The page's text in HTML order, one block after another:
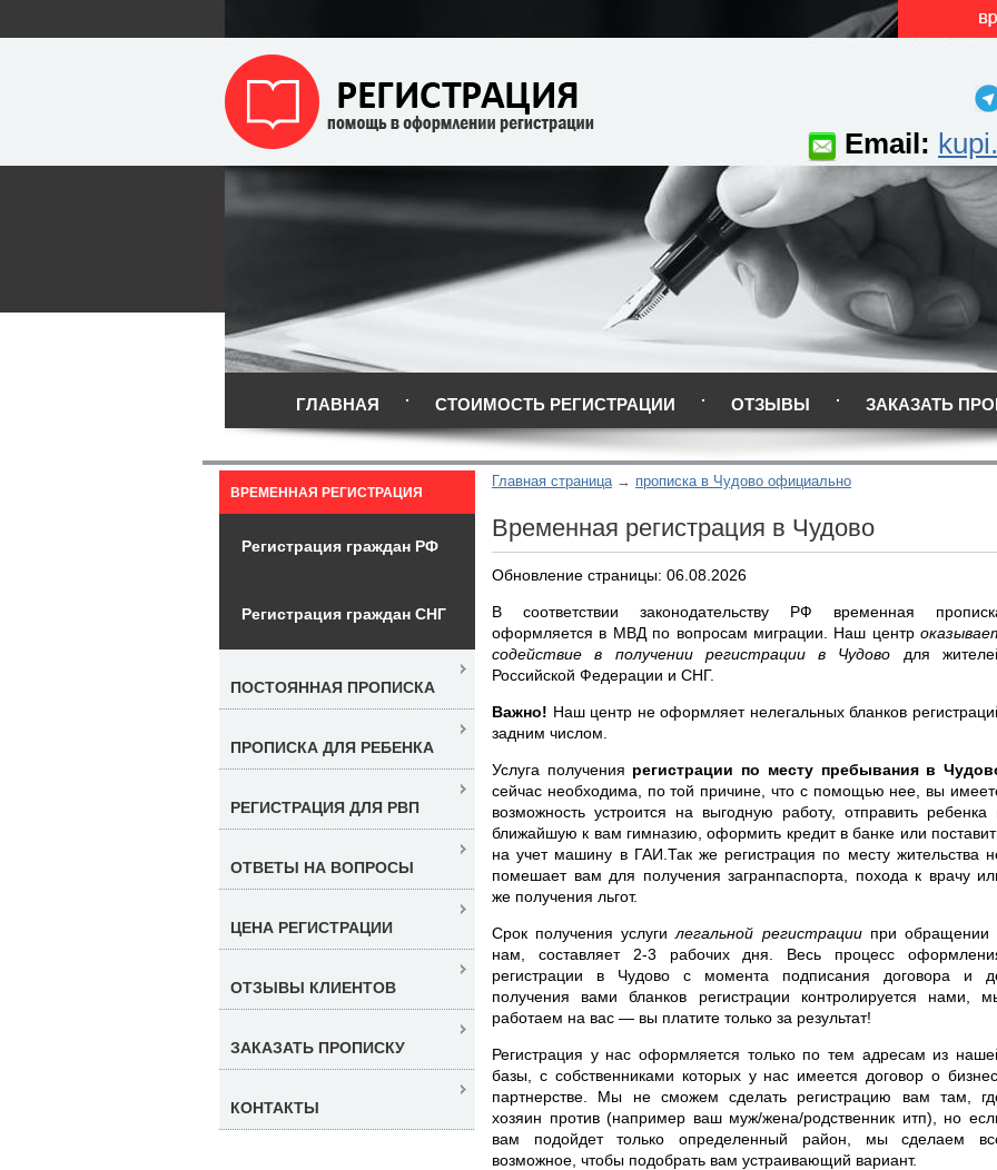
Email:
ГЛАВНАЯ СТОИМОСТЬ РЕГИСТРАЦИИ ОТЗЫВЫ ЗАКАЗАТЬ
Главная страница прописка в Чудово официально
Временная регистрация в Чудово
Обновление страницы: 06.08.2026
В соответствии законодательству РФ временная
оформляется в МВД по вопросам миграции. Наш центр
содействие в получении регистрации в Чудово для
Российской Федерации и СНГ.
Важно! Наш центр не оформляет нелегальных бланков
задним числом.
Услуга получения регистрации по месту пребывания в
сейчас необходима, по той причине, что с помощью нее, вы
возможность устроится на выгодную работу, отправить ребенка
ближайшую к вам гимназию, оформить кредит в банке или
на учет машину в ГАИ.Так же регистрация по месту жительства
помешает вам для получения загранпаспорта, похода к врачу
же получения льгот.
Срок получения услугилегальной регистрации при обращении
нам, составляет 2-3 рабочих дня. Весь процесс
регистрации в Чудово с момента подписания договора и
получения вами бланков регистрации контролируется нами,
работаем на вас — вы платите только за результат!
Регистрация у нас оформляется только по тем адресам из
базы, с собственниками которых у нас имеется договор о
партнерстве. Мы не сможем сделать регистрацию вам там,
хозяин против (например ваш муж/жена/родственник итп), но
вам подойдет только определенный район, мы сделаем
возможное, чтобы подобрать вам устраивающий вариант.
ВРЕМЕННАЯ РЕГИСТРАЦИЯ
Регистрация граждан РФ
Регистрация граждан СНГ
ПОСТОЯННАЯ ПРОПИСКА
ПРОПИСКА ДЛЯ РЕБЕНКА
РЕГИСТРАЦИЯ ДЛЯ РВП
ОТВЕТЫ НА ВОПРОСЫ
ЦЕНА РЕГИСТРАЦИИ
ОТЗЫВЫ КЛИЕНТОВ
ЗАКАЗАТЬ ПРОПИСКУ
КОНТАКТЫ